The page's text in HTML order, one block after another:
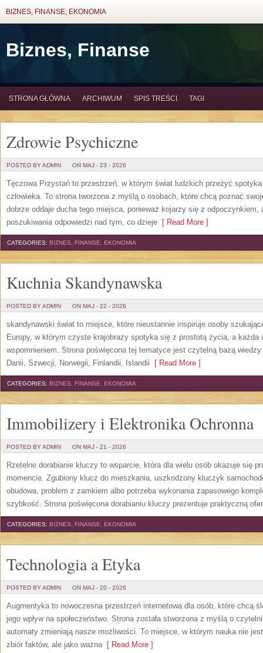
BIZNES, FINANSE, EKONOMIA
Biznes, Finanse
STRONA GŁÓWNA ARCHIWUM SPIS TREŚCI TAGI
Zdrowie Psychiczne
POSTED BY ADMIN ON MAJ - 23 - 2026
Tęczowa Przystań to przestrzeń, w którym świat ludzkich przeżyć
człowieka. To strona tworzona z myślą o osobach, które chcą poznać
dobrze oddaje ducha tego miejsca, ponieważ kojarzy się z odpoczynkiem,
poszukiwania odpowiedzi nad tym, co dzieje [ Read More ]
CATEGORIES: BIZNES, FINANSE, EKONOMIA
Kuchnia Skandynawska
POSTED BY ADMIN ON MAJ - 22 - 2026
skandynawski świat to miejsce, które nieustannie inspiruje osoby
Europy, w którym czyste krajobrazy spotyka się z prostotą życia, a
wspomnieniem. Strona poświęcona tej tematyce jest czytelną bazą
Danii, Szwecji, Norwegii, Finlandii, Islandii [ Read More ]
CATEGORIES: BIZNES, FINANSE, EKONOMIA
Immobilizery i Elektronika Ochronna
POSTED BY ADMIN ON MAJ - 21 - 2026
Rzetelne dorabianie kluczy to wsparcie, która dla wielu osób okazuje się
momencie. Zgubiony klucz do mieszkania, uszkodzony kluczyk
obudowa, problem z zamkiem albo potrzeba wykonania zapasowego
szybkość. Strona poświęcona dorabianiu kluczy prezentuje praktyczną
CATEGORIES: BIZNES, FINANSE, EKONOMIA
Technologia a Etyka
POSTED BY ADMIN ON MAJ - 20 - 2026
Augmentyka to nowoczesna przestrzeń internetowa dla osób, które chcą
jego wpływ na społeczeństwo. Strona została stworzona z myślą o
automaty zmieniają nasze możliwości. To miejsce, w którym nauka nie
zbiór faktów, ale jako ważna[ Read More ]